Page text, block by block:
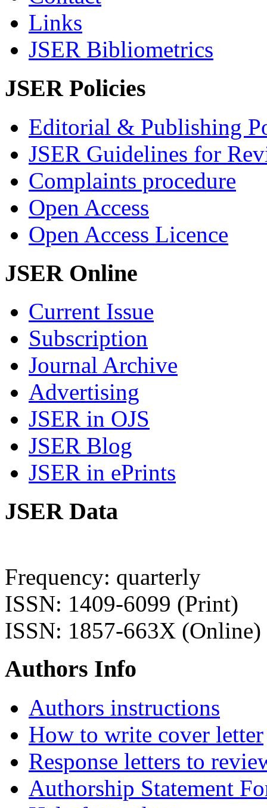
Links
JSER Bibliometrics
JSER Policies
Editorial & Publishing
JSER Guidelines for
Complaints procedure
Open Access
Open Access Licence
JSER Online
Current Issue
Subscription
Journal Archive
Advertising
JSER in OJS
JSER Blog
JSER in ePrints
JSER Data
Frequency: quarterly
ISSN: 1409-6099 (Print)
ISSN: 1857-663X (Online)
Authors Info
Authors instructions
How to write cover letter
Response letters to
Authorship Statement